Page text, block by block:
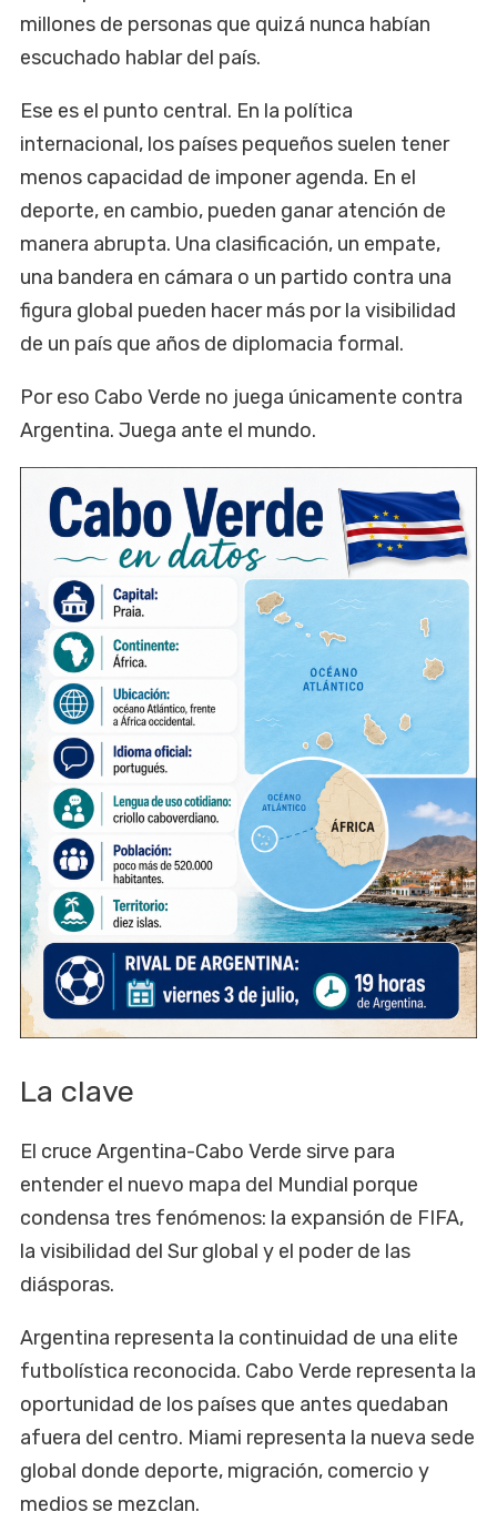
millones de personas que quizá nunca habían
escuchado hablar del país.
Ese es el punto central. En la política
internacional, los países pequeños suelen tener
menos capacidad de imponer agenda. En el
deporte, en cambio, pueden ganar atención de
manera abrupta. Una clasificación, un empate,
una bandera en cámara o un partido contra una
figura global pueden hacer más por la visibilidad
de un país que años de diplomacia formal.
Por eso Cabo Verde no juega únicamente contra
Argentina. Juega ante el mundo.
La clave
El cruce Argentina-Cabo Verde sirve para
entender el nuevo mapa del Mundial porque
condensa tres fenómenos: la expansión de FIFA,
la visibilidad del Sur global y el poder de las
diásporas.
Argentina representa la continuidad de una elite
futbolística reconocida. Cabo Verde representa la
oportunidad de los países que antes quedaban
afuera del centro. Miami representa la nueva sede
global donde deporte, migración, comercio y
medios se mezclan.